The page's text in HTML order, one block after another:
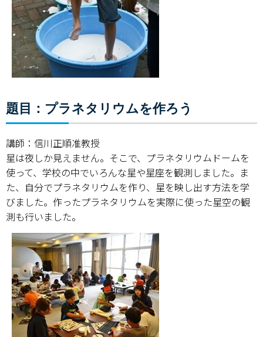
題目：プラネタリウムを作ろう
講師：信川正順准教授
星は夜しか見えません。そこで、プラネタリウムドームを
使って、学校の中でいろんな星や星座を観測しました。ま
た、自分でプラネタリウムを作り、星を映し出す方法を学
びました。作ったプラネタリウムを実際に使った星空の観
測も行いました。